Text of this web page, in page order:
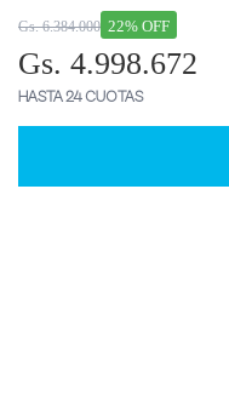
22% OFF
Gs. 6.384.000
Gs. 4.998.672
HASTA 24 CUOTAS